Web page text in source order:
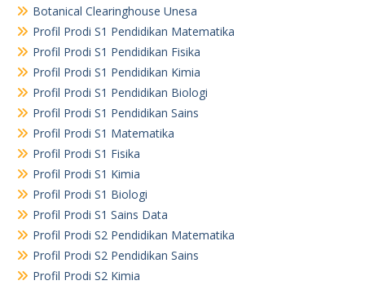
Botanical Clearinghouse Unesa
Profil Prodi S1 Pendidikan Matematika
Profil Prodi S1 Pendidikan Fisika
Profil Prodi S1 Pendidikan Kimia
Profil Prodi S1 Pendidikan Biologi
Profil Prodi S1 Pendidikan Sains
Profil Prodi S1 Matematika
Profil Prodi S1 Fisika
Profil Prodi S1 Kimia
Profil Prodi S1 Biologi
Profil Prodi S1 Sains Data
Profil Prodi S2 Pendidikan Matematika
Profil Prodi S2 Pendidikan Sains
Profil Prodi S2 Kimia